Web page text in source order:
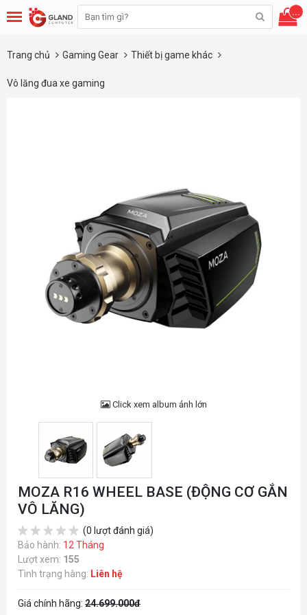
...
Trang chủ Gaming Gear Thiết bị game khác
Vô lăng đua xe gaming
Click xem album ảnh lớn
MOZA R16 WHEEL BASE (ĐỘNG CƠ GẮN
VÔ LĂNG)
(0 lượt đánh giá)
Bảo hành: 12 Tháng
Lượt xem: 155
Tình trạng hàng: Liên hệ
Giá chính hãng: 24.699.000đ